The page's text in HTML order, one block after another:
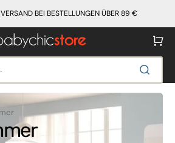
BEI BESTELLUNGEN ÜBER 89 €